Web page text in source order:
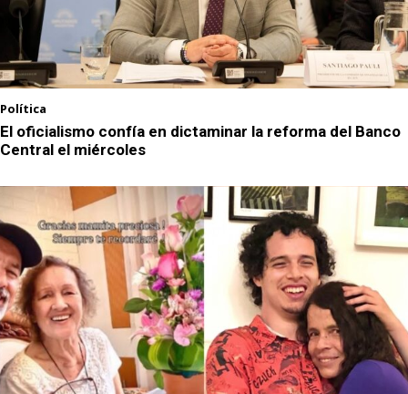
Política
El oficialismo confía en dictaminar la reforma del Banco
Central el miércoles